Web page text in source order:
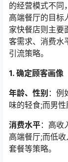
的经营模式不同
高端餐厅的目标
家快餐店则主要
客需求、消费水
引流策略。
1. 确定顾客画像
年龄、性别 ：例
味的轻食;而男性
消费水平：高收
高端餐厅;而低
套餐等策略。